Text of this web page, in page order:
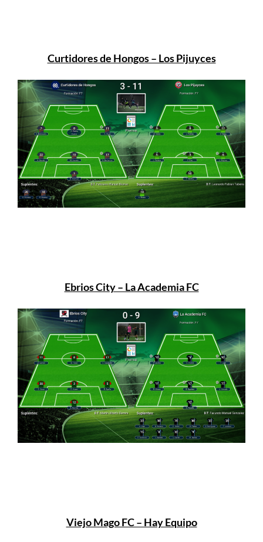
Curtidores de Hongos – Los Pijuyces
Ebrios City – La Academia FC
Viejo Mago FC – Hay Equipo